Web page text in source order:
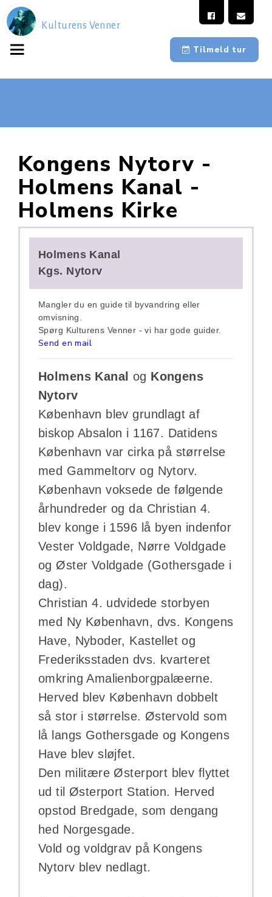
Kulturens Venner
Tilmeld tur
Kongens Nytorv -
Holmens Kanal -
Holmens Kirke
Holmens Kanal
Kgs. Nytorv
Mangler du en guide til byvandring eller
omvisning.
Spørg Kulturens Venner - vi har gode guider.
Send en mail
Holmens Kanal og Kongens
Nytorv
København blev grundlagt af
biskop Absalon i 1167. Datidens
København var cirka på størrelse
med Gammeltorv og Nytorv.
København voksede de følgende
århundreder og da Christian 4.
blev konge i 1596 lå byen indenfor
Vester Voldgade, Nørre Voldgade
og Øster Voldgade (Gothersgade i
dag).
Christian 4. udvidede storbyen
med Ny København, dvs. Kongens
Have, Nyboder, Kastellet og
Frederiksstaden dvs. kvarteret
omkring Amalienborgpalæerne.
Herved blev København dobbelt
så stor i størrelse. Østervold som
lå langs Gothersgade og Kongens
Have blev sløjfet.
Den militære Østerport blev flyttet
ud til Østerport Station. Herved
opstod Bredgade, som dengang
hed Norgesgade.
Vold og voldgrav på Kongens
Nytorv blev nedlagt.